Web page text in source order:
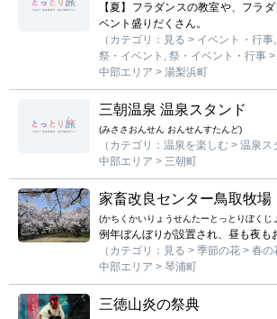
【夏】フラダンスの教室や、フラ
ベント盛りだくさん。
（カテゴリ：見る > イベント・行
祭・イベント, 祭・イベント・行事 >
中部エリア > 湯梨浜町
三朝温泉 温泉スタンド
(みささおんせん おんせんすたんど)
（カテゴリ：温泉を楽しむ > 温泉ス
中部エリア > 三朝町
家畜改良センター鳥取牧場
(かちくかいりょうせんたーとっとりぼくじ
例年ぼんぼりが設置され、昼も夜も
（カテゴリ：見る > 季節の花 > 春の
中部エリア > 琴浦町
三徳山炎の祭典